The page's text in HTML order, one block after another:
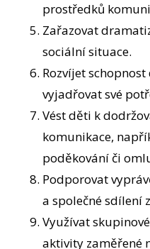
prostředků
Zařazovat
sociální situace.
Rozvíjet
vyjadřovat své
Vést děti k
komunikace,
poděkování či
Podporovat
a společné sdílení
Využívat
aktivity zaměřené